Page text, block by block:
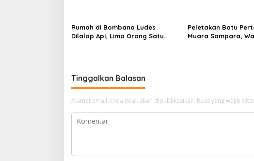
Rumah di Bombana Ludes
Dilalap Api, Lima Orang Satu
Peletakan Batu
Muara Sampara,
Tinggalkan Balasan
Alamat email Anda tidak akan dipublikasikan. Ruas yang wajib